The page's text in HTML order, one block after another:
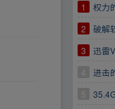
1
权力
2
破解
3
迅雷
版
4
进击
5